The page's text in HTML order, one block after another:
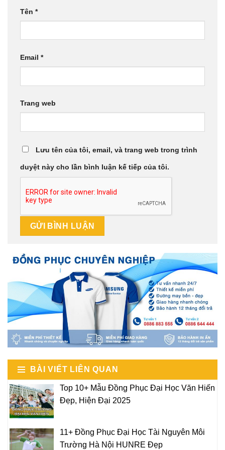
Tên *
Email *
Trang web
Lưu tên của tôi, email, và trang web trong trình
duyệt này cho lần bình luận kế tiếp của tôi.
BÀI VIẾT LIÊN QUAN
Top 10+ Mẫu Đồng Phục Đại Học Văn Hiến
Đẹp, Hiện Đại 2025
11+ Đồng Phục Đại Học Tài Nguyên Môi
Trường Hà Nội HUNRE Đẹp